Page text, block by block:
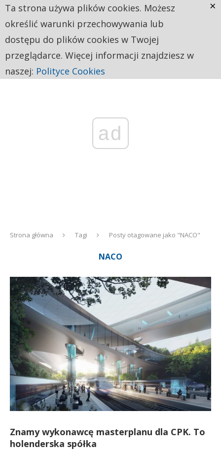
ad
Strona główna Tagi Posty otagowane jako "NACO"
NACO
Znamy wykonawcę masterplanu dla CPK. To
holenderska spółka
Ta strona używa plików cookies. Możesz
określić warunki przechowywania lub
dostępu do plików cookies w Twojej
przeglądarce. Więcej informacji znajdziesz w
naszej: Polityce Cookies
×